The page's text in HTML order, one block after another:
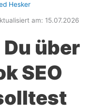
Hesker
am: 15.07.2026
über
SEO